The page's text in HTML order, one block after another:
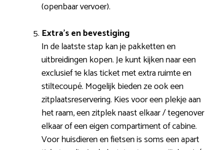
(openbaar vervoer).
Extra’s en bevestiging
In de laatste stap kan je pakketten en
uitbreidingen kopen. Je kunt kijken naar een
exclusief 1e klas ticket met extra ruimte en
stiltecoupé. Mogelijk bieden ze ook een
zitplaatsreservering. Kies voor een plekje aan
het raam, een zitplek naast elkaar / tegenover
elkaar of een eigen compartiment of cabine.
Voor huisdieren en fietsen is soms een apart